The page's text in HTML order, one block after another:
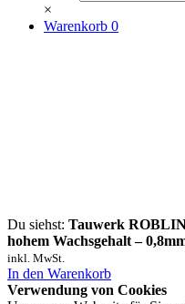
×
Warenkorb 0
Du siehst: Tauwerk
hohem Wachsgehalt –
inkl. MwSt.
In den Warenkorb
Verwendung von Cookies